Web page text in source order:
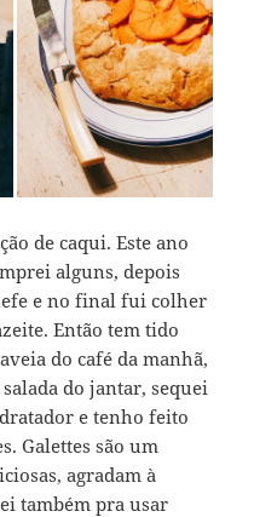
de caqui. Este ano
alguns, depois
e no final fui colher
Então tem tido
do café da manhã,
do jantar, sequei
e tenho feito
Galettes são um
agradam à
também pra usar